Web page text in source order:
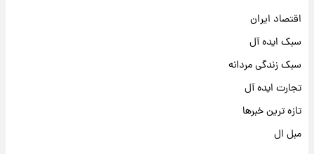
اقتصاد ایران
سبک ایده آل
سبک زندگی مردانه
تجارت ایده آل
تازه ترین خبرها
مبل ال